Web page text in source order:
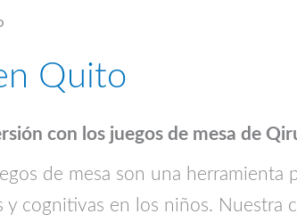
Quito
con los juegos de mesa de
de mesa son una herramienta
y cognitivas en los niños. Nuestra